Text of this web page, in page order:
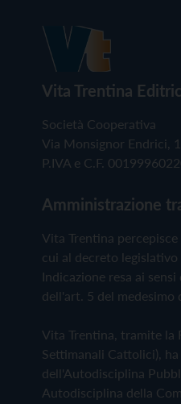
Vita Trentina
Società Cooperativa
Via Monsignor Endrici,
P.IVA e C.F.
Amministrazione
Vita Trentina
cui al decreto
Indicazione resa ai
dell'art. 5 del medesimo
Vita Trentina, tramite la
Settimanali Cattolici),
dell'Autodisciplina
Autodisciplina della